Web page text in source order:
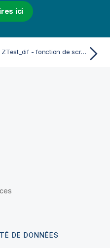
ici
ZTest_dif - fonction de script et fonction de graphique
DE DONNÉES